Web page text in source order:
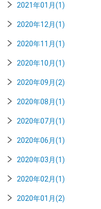
2021年01月(1)
2020年12月(1)
2020年11月(1)
2020年10月(1)
2020年09月(2)
2020年08月(1)
2020年07月(1)
2020年06月(1)
2020年03月(1)
2020年02月(1)
2020年01月(2)